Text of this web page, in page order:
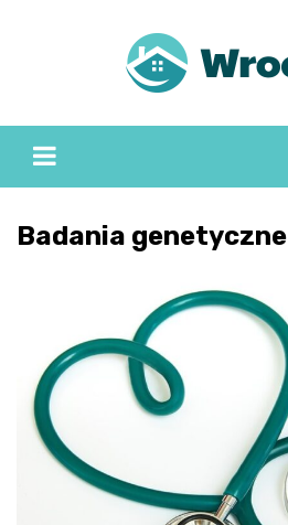
Badania genetyczne